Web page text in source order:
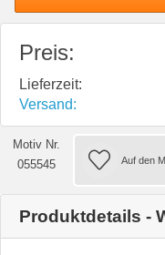
Preis:
Lieferzeit:
Versand:
Motiv Nr.
055545
Produktdetails -